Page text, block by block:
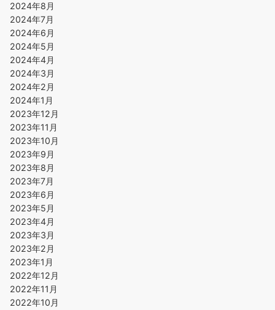
2024年8月
2024年7月
2024年6月
2024年5月
2024年4月
2024年3月
2024年2月
2024年1月
2023年12月
2023年11月
2023年10月
2023年9月
2023年8月
2023年7月
2023年6月
2023年5月
2023年4月
2023年3月
2023年2月
2023年1月
2022年12月
2022年11月
2022年10月